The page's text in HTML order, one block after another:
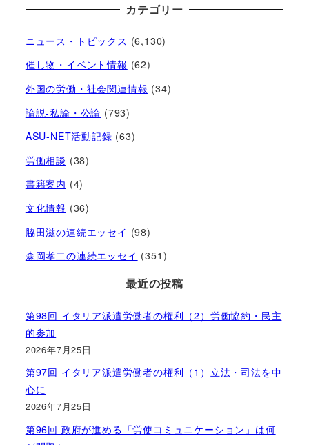
カテゴリー
ニュース・トピックス (6,130)
催し物・イベント情報 (62)
外国の労働・社会関連情報 (34)
論説-私論・公論 (793)
ASU-NET活動記録 (63)
労働相談 (38)
書籍案内 (4)
文化情報 (36)
脇田滋の連続エッセイ (98)
森岡孝二の連続エッセイ (351)
最近の投稿
第98回 イタリア派遣労働者の権利（2）労働協約・民主
的参加
2026年7月25日
第97回 イタリア派遣労働者の権利（1）立法・司法を中
心に
2026年7月25日
第96回 政府が進める「労使コミュニケーション」は何